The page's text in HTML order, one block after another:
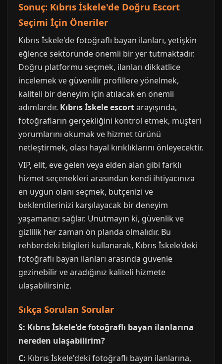
Sonuç: Kıbrıs İskele'de Doğru Escort
Seçimi İçin Öneriler
Kıbrıs İskele'de fotoğraflı bayan ilanları, yetişkin
eğlence sektöründe önemli bir yer tutmaktadır.
Doğru platformu seçmek, ilanları dikkatlice
incelemek ve güvenilir profillere yönelmek,
kaliteli bir deneyim için atılacak en önemli
adımlardır. Kıbrıs İskele escortarayışında,
fotoğrafların gerçekliğini kontrol etmek, müşteri
yorumlarını okumak ve hizmet türünü
netleştirmek, olası hayal kırıklıklarını önleyecektir.
VIP, elit, eve gelen veya elden alan gibi farklı
hizmet seçenekleri arasından kendi ihtiyacınıza
en uygun olanı seçmek, bütçenizi ve
beklentilerinizi karşılayacak bir deneyim
yaşamanızı sağlar. Unutmayın ki, güvenlik ve
gizlilik her zaman ön planda olmalıdır. Bu
rehberdeki bilgileri kullanarak, Kıbrıs İskele'deki
fotoğraflı bayan ilanları arasında güvenle
gezinebilir ve aradığınız kaliteli hizmete
ulaşabilirsiniz.
Sıkça Sorulan Sorular
S: Kıbrıs İskele'de fotoğraflı bayan ilanlarına
nereden ulaşabilirim?
C: Kıbrıs İskele'deki fotoğraflı bayan ilanlarına,